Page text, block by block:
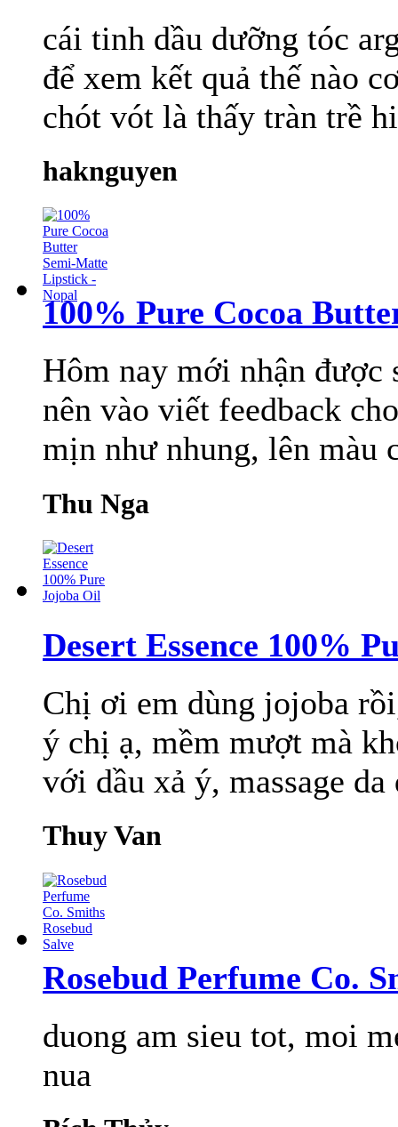
cái tinh dầu dưỡng tóc
để xem kết quả thế nào
chót vót là thấy tràn trề
haknguyen
100% Pure Cocoa
Hôm nay mới nhận được
nên vào viết feedback
mịn như nhung, lên màu
Thu Nga
Desert Essence 100%
Chị ơi em dùng jojoba
ý chị ạ, mềm mượt mà
với dầu xả ý, massage
Thuy Van
Rosebud Perfume Co.
duong am sieu tot, moi
nua